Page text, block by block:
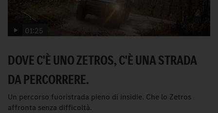
01:25
DOVE C'È UNO ZETROS, C'È UNA STRADA
DA PERCORRERE.
Un percorso fuoristrada pieno di insidie. Che lo Zetros
affronta senza difficoltà.